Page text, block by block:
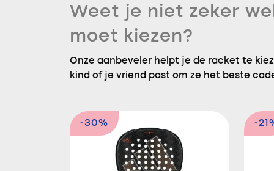
Weet je niet zeker
moet kiezen?
Onze aanbeveler helpt je de racket te
kind of je vriend past om ze het beste
-30% -